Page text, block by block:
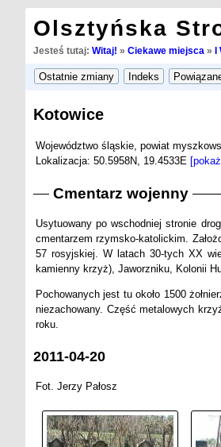
Olsztyńska
Jesteś tutaj: Witaj! » Ciekawe miejsca »
Kotowice
Województwo śląskie, powiat
Lokalizacja: 50.5958N, 19.4533E
Cmentarz wojenny
Usytuowany po wschodniej stronie
cmentarzem rzymsko-katolickim.
57 rosyjskiej. W latach 30-tych XX
kamienny krzyż), Jaworzniku, Kolonii
Pochowanych jest tu około 1500
niezachowany. Część metalowych
roku.
2011-04-20
Fot. Jerzy Pałosz